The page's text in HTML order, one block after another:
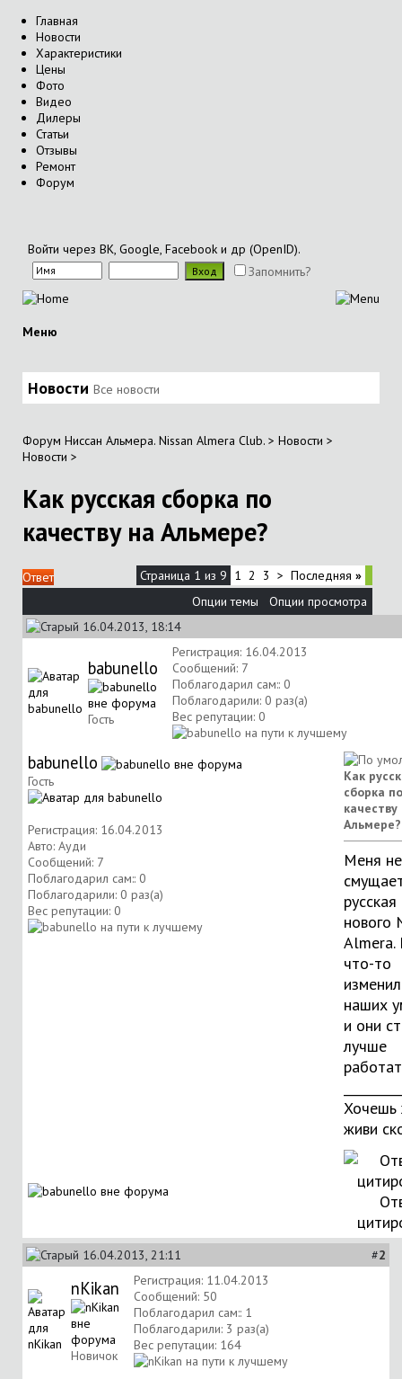
Главная
Новости
Характеристики
Цены
Фото
Видео
Дилеры
Статьи
Отзывы
Ремонт
Форум
Войти через ВК, Google, Facebook и др (OpenID).
Запомнить?
Меню
Новости Все новости
Форум Ниссан Альмера. Nissan Almera Club. > Новости >
Новости >
Как русская сборка по
качеству на Альмере?
Ответ Страница 1 из 9 1 2 3 > Последняя »
Опции темы
Опции просмотра
16.04.2013, 18:14
babunello
Гость
Регистрация: 16.04.2013
Сообщений: 7
Поблагодарил сам:: 0
Поблагодарили: 0 раз(а)
Вес репутации: 0
babunello
Гость
Регистрация: 16.04.2013
Авто: Ауди
Сообщений: 7
Поблагодарил сам:: 0
Поблагодарили: 0 раз(а)
Вес репутации: 0
Как
сборка по
качеству
Альмере?
Меня
нового
что-то
наших
и они
лучше
Хочешь
живи
16.04.2013, 21:11 #2
nKikan
Новичок
Регистрация: 11.04.2013
Сообщений: 50
Поблагодарил сам:: 1
Поблагодарили: 3 раз(а)
Вес репутации: 164